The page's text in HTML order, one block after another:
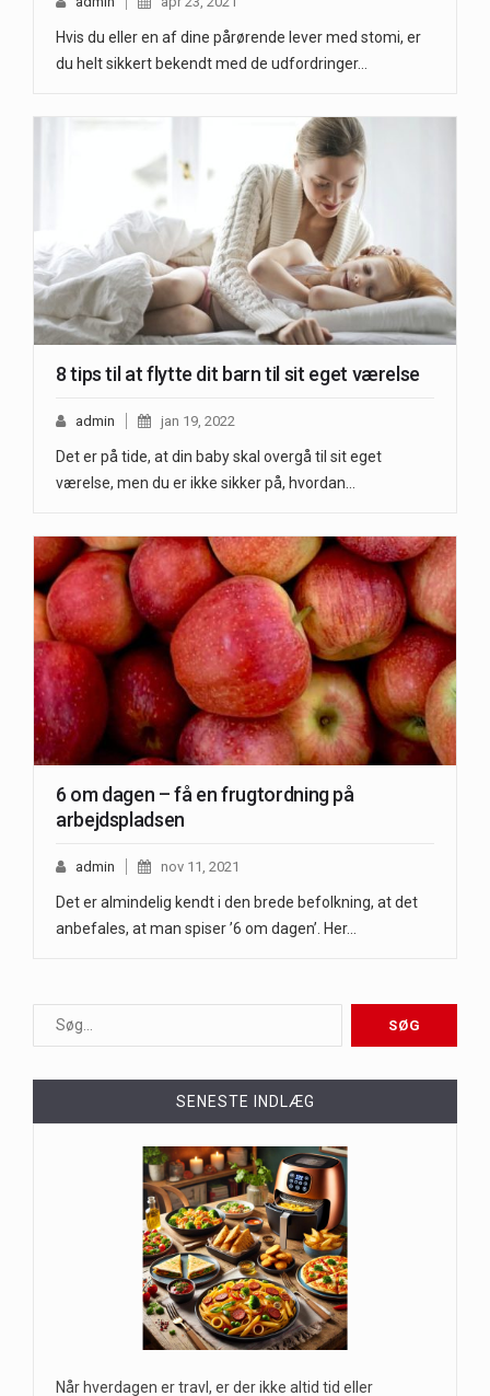
Hvis du eller en af dine pårørende lever med stomi, er
du helt sikkert bekendt med de udfordringer…
8 tips til at flytte dit barn til sit eget værelse
admin jan 19, 2022
Det er på tide, at din baby skal overgå til sit eget
værelse, men du er ikke sikker på, hvordan…
6 om dagen – få en frugtordning på
arbejdspladsen
admin nov 11, 2021
Det er almindelig kendt i den brede befolkning, at det
anbefales, at man spiser ’6 om dagen’. Her…
SENESTE INDLÆG
Når hverdagen er travl, er der ikke altid tid eller